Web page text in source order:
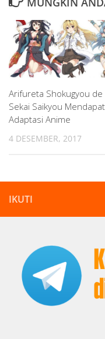
Arifureta Shokugyou de
Sekai Saikyou Mendapat
Adaptasi Anime
4 DESEMBER, 2017
IKUTI